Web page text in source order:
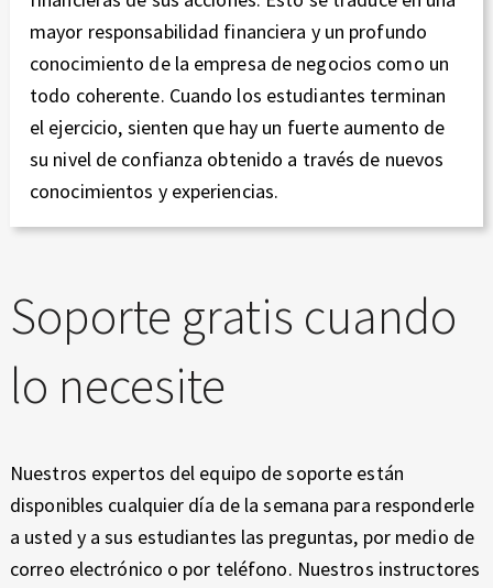
mayor responsabilidad financiera y un profundo
conocimiento de la empresa de negocios como un
todo coherente. Cuando los estudiantes terminan
el ejercicio, sienten que hay un fuerte aumento de
su nivel de confianza obtenido a través de nuevos
conocimientos y experiencias.
Soporte gratis cuando
lo necesite
Nuestros expertos del equipo de soporte están
disponibles cualquier día de la semana para responderle
a usted y a sus estudiantes las preguntas, por medio de
correo electrónico o por teléfono. Nuestros instructores